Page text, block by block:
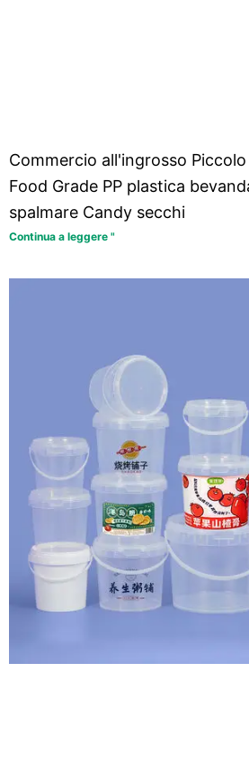
Commercio all'ingrosso
Food Grade PP plastica
spalmare Candy secchi
Continua a leggere "